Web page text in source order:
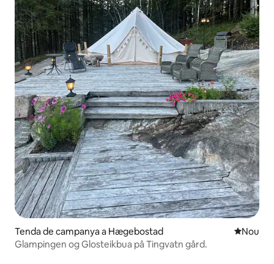
Tenda de campanya a Hægebostad
Nou
Glampingen og Glosteikbua på Tingvatn gård.